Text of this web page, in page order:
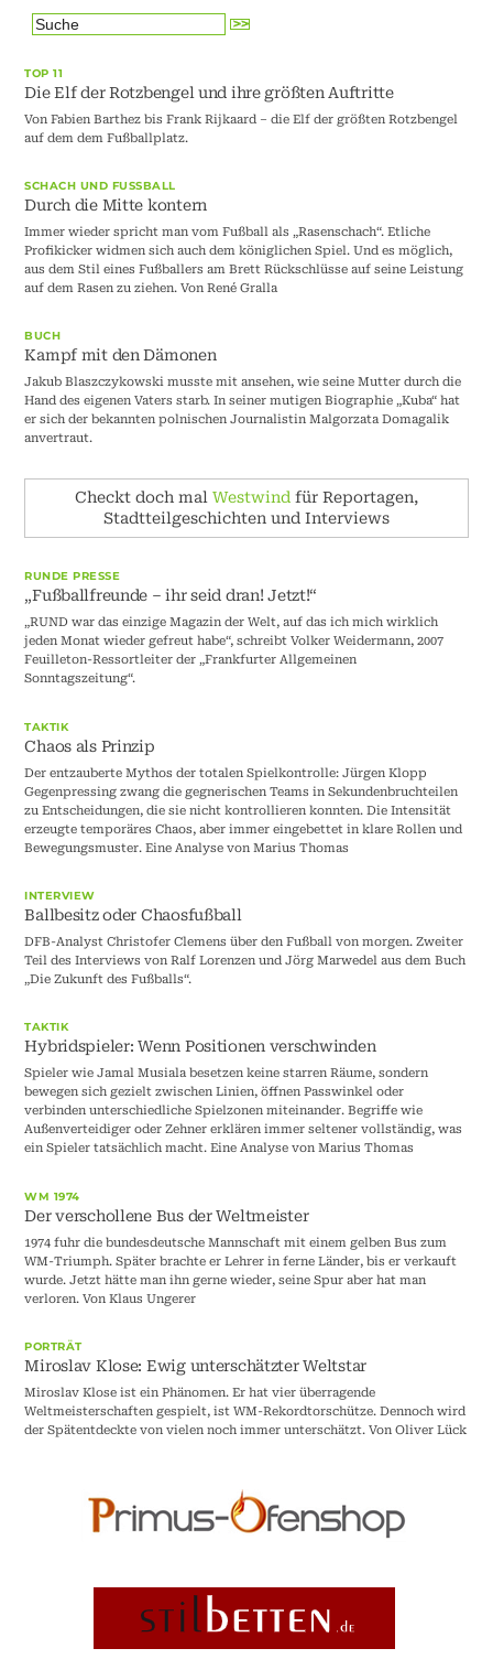
TOP 11
Die Elf der Rotzbengel und ihre größten Auftritte
Von Fabien Barthez bis Frank Rijkaard – die Elf der größten Rotzbengel
auf dem dem Fußballplatz.
SCHACH UND FUSSBALL
Durch die Mitte kontern
Immer wieder spricht man vom Fußball als „Rasenschach“. Etliche
Profikicker widmen sich auch dem königlichen Spiel. Und es möglich,
aus dem Stil eines Fußballers am Brett Rückschlüsse auf seine Leistung
auf dem Rasen zu ziehen. Von René Gralla
BUCH
Kampf mit den Dämonen
Jakub Blaszczykowski musste mit ansehen, wie seine Mutter durch die
Hand des eigenen Vaters starb. In seiner mutigen Biographie „Kuba“ hat
er sich der bekannten polnischen Journalistin Malgorzata Domagalik
anvertraut.
Checkt doch mal Westwind für Reportagen,
Stadtteilgeschichten und Interviews
RUNDE PRESSE
„Fußballfreunde – ihr seid dran! Jetzt!“
„RUND war das einzige Magazin der Welt, auf das ich mich wirklich
jeden Monat wieder gefreut habe“, schreibt Volker Weidermann, 2007
Feuilleton-Ressortleiter der „Frankfurter Allgemeinen
Sonntagszeitung“.
TAKTIK
Chaos als Prinzip
Der entzauberte Mythos der totalen Spielkontrolle: Jürgen Klopp
Gegenpressing zwang die gegnerischen Teams in Sekundenbruchteilen
zu Entscheidungen, die sie nicht kontrollieren konnten. Die Intensität
erzeugte temporäres Chaos, aber immer eingebettet in klare Rollen und
Bewegungsmuster. Eine Analyse von Marius Thomas
INTERVIEW
Ballbesitz oder Chaosfußball
DFB-Analyst Christofer Clemens über den Fußball von morgen. Zweiter
Teil des Interviews von Ralf Lorenzen und Jörg Marwedel aus dem Buch
„Die Zukunft des Fußballs“.
TAKTIK
Hybridspieler: Wenn Positionen verschwinden
Spieler wie Jamal Musiala besetzen keine starren Räume, sondern
bewegen sich gezielt zwischen Linien, öffnen Passwinkel oder
verbinden unterschiedliche Spielzonen miteinander. Begriffe wie
Außenverteidiger oder Zehner erklären immer seltener vollständig, was
ein Spieler tatsächlich macht. Eine Analyse von Marius Thomas
WM 1974
Der verschollene Bus der Weltmeister
1974 fuhr die bundesdeutsche Mannschaft mit einem gelben Bus zum
WM-Triumph. Später brachte er Lehrer in ferne Länder, bis er verkauft
wurde. Jetzt hätte man ihn gerne wieder, seine Spur aber hat man
verloren. Von Klaus Ungerer
PORTRÄT
Miroslav Klose: Ewig unterschätzter Weltstar
Miroslav Klose ist ein Phänomen. Er hat vier überragende
Weltmeisterschaften gespielt, ist WM-Rekordtorschütze. Dennoch wird
der Spätentdeckte von vielen noch immer unterschätzt. Von Oliver Lück